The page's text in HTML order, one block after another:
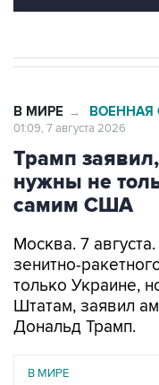
Трамп
нужны не
самим США
Москва. 7 августа.
только Украине,
Штатам, заявил
Дональд Трамп.
В МИРЕ